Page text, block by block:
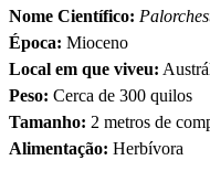
Nome Científico:
Época: Mioceno
Local em que viveu:
Peso: Cerca de 300 quilos
Tamanho: 2 metros de
Alimentação: Herbívora